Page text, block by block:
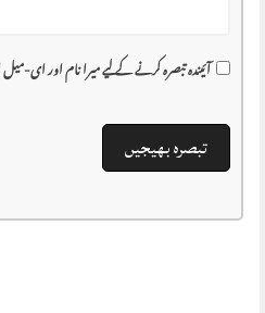
آئیندہ تبصرہ کرنے کے لیے میرا نام اور ای-